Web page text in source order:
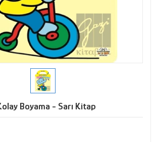
Boyama - Sarı Kitap